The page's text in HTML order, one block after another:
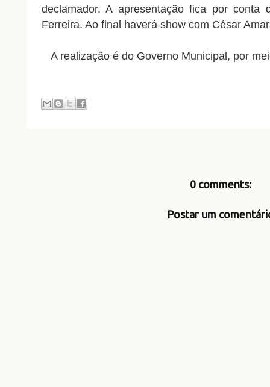
declamador. A apresentação fica por conta
Ferreira. Ao final haverá show com César
A realização é do Governo Municipal, por
0 comments:
Postar um